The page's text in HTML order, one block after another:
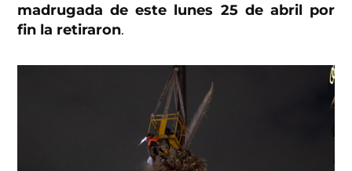
madrugada de este lunes 25 de abril por
fin la retiraron.